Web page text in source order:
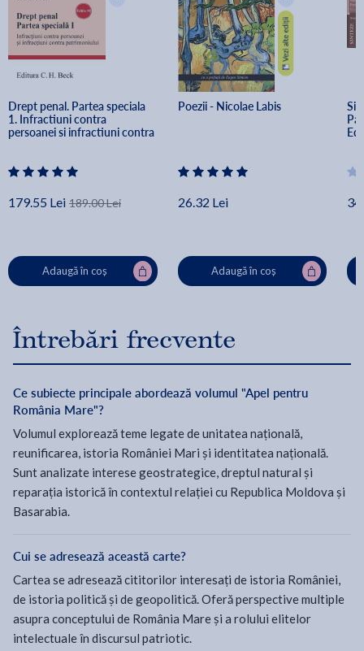
Drept penal. Partea speciala
1. Infractiuni contra
persoanei si infractiuni contra
179.55 Lei 189.00 Lei
Adaugă în coș
Poezii - Nicolae Labis
26.32 Lei
Adaugă în coș
Întrebări frecvente
Ce subiecte principale abordează volumul "Apel pentru
România Mare"?
Volumul explorează teme legate de unitatea națională,
reunificarea, istoria României Mari și identitatea națională.
Sunt analizate interese geostrategice, dreptul natural și
reparația istorică în contextul relației cu Republica Moldova și
Basarabia.
Cui se adresează această carte?
Cartea se adresează cititorilor interesați de istoria României,
de istoria politică și de geopolitică. Oferă perspective multiple
asupra conceptului de România Mare și a rolului elitelor
intelectuale în discursul patriotic.